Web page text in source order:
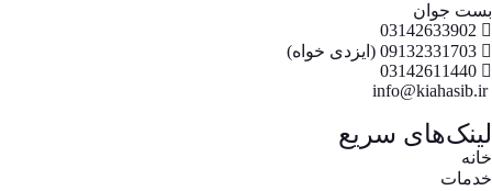
بست جوان
03142633902
09132331703 (ایزدی خواه)
03142611440
info@kiahasib.ir
لینک‌های سریع
خانه
خدمات